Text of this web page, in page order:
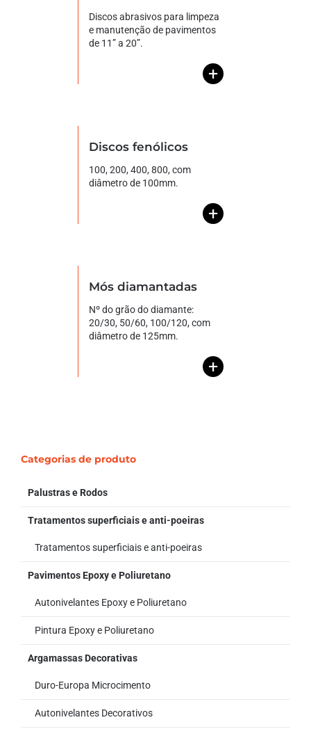
Discos abrasivos para limpeza
e manutenção de pavimentos
de 11” a 20”.
+
Discos fenólicos
100, 200, 400, 800, com
diâmetro de 100mm.
+
Mós diamantadas
Nº do grão do diamante:
20/30, 50/60, 100/120, com
diâmetro de 125mm.
+
Categorias de produto
Palustras e Rodos
Tratamentos superficiais e anti-poeiras
Tratamentos superficiais e anti-poeiras
Pavimentos Epoxy e Poliuretano
Autonivelantes Epoxy e Poliuretano
Pintura Epoxy e Poliuretano
Argamassas Decorativas
Duro-Europa Microcimento
Autonivelantes Decorativos